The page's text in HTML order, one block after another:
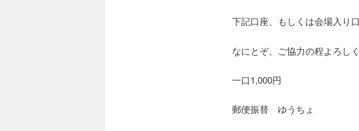
下記口座、もしくは会場入り
なにとぞ、ご協力の程よろし
一口1,000円
郵便振替 ゆうちょ